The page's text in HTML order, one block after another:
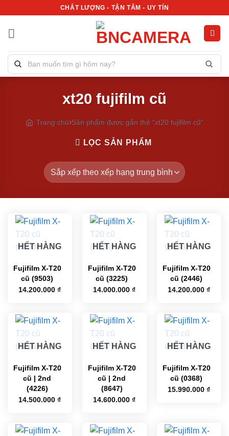
nội
CHẤT LƯỢNG - TẬN TÂM - UY TÍN
Tìm
kiếm
xt20 fujifilm cũ
Trang chủ Sản phẩm được gắn thẻ “xt20 fujifilm cũ”
LỌC SẢN PHẨM
HẾT HÀNG
Fujifilm X-T20
cũ (9503)
14.200.000₫
HẾT HÀNG
Fujifilm X-T20
cũ (3225)
14.000.000₫
HẾT HÀNG
Fujifilm X-T20
cũ (2446)
14.200.000₫
HẾT HÀNG
Fujifilm X-T20
cũ | 2nd
(4226)
14.500.000₫
HẾT HÀNG
Fujifilm X-T20
cũ | 2nd
(8647)
14.600.000₫
HẾT HÀNG
Fujifilm X-T20
cũ (0368)
15.990.000₫